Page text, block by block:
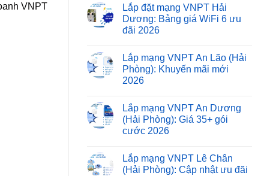
VNPT
Lắp đặt mạng VNPT Hải
Dương: Bảng giá WiFi 6 ưu
đãi 2026
Lắp mạng VNPT An Lão (Hải
Phòng): Khuyến mãi mới
2026
Lắp mạng VNPT An Dương
(Hải Phòng): Giá 35+ gói
cước 2026
Lắp mạng VNPT Lê Chân
(Hải Phòng): Cập nhật ưu đãi